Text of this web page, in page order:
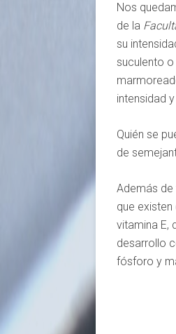
Nos
de la
su
suculento
intensidad
Quién se
de
Además
que
vitamina E,
desarrollo
fósforo y